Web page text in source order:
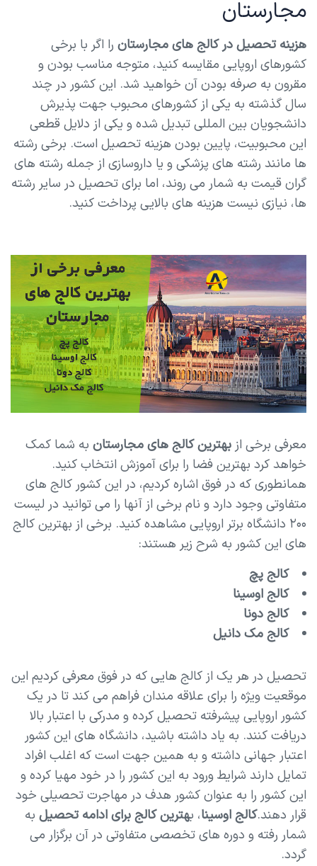
مجارستان
هزینه تحصیل در کالج های مجارستان را اگر با برخی
کشورهای اروپایی مقایسه کنید، متوجه مناسب بودن و
مقرون به صرفه بودن آن خواهید شد. این کشور در چند
سال گذشته به یکی از کشورهای محبوب جهت پذیرش
دانشجویان بین المللی تبدیل شده و یکی از دلایل قطعی
این محبوبیت، پایین بودن هزینه تحصیل است. برخی رشته
ها مانند رشته های پزشکی و یا داروسازی از جمله رشته های
گران قیمت به شمار می روند، اما برای تحصیل در سایر رشته
ها، نیازی نیست هزینه های بالایی پرداخت کنید.
معرفی برخی از بهترین کالج های مجارستان به شما کمک
خواهد کرد بهترین فضا را برای آموزش انتخاب کنید.
همانطوری که در فوق اشاره کردیم، در این کشور کالج های
متفاوتی وجود دارد و نام برخی از آنها را می توانید در لیست
۲۰۰ دانشگاه برتر اروپایی مشاهده کنید. برخی از بهترین کالج
های این کشور به شرح زیر هستند:
کالج پچ
کالج اوسینا
کالج دونا
کالج مک دانیل
تحصیل در هر یک از کالج هایی که در فوق معرفی کردیم این
موقعیت ویژه را برای علاقه مندان فراهم می کند تا در یک
کشور اروپایی پیشرفته تحصیل کرده و مدرکی با اعتبار بالا
دریافت کنند. به یاد داشته باشید، دانشگاه های این کشور
اعتبار جهانی داشته و به همین جهت است که اغلب افراد
تمایل دارند شرایط ورود به این کشور را در خود مهیا کرده و
این کشور را به عنوان کشور هدف در مهاجرت تحصیلی خود
قرار دهند.کالج اوسینا، بهترین کالج برای ادامه تحصیل به
شمار رفته و دوره های تخصصی متفاوتی در آن برگزار می
گردد.